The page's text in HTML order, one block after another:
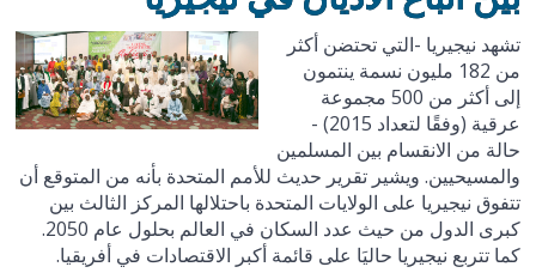
تشهد نيجيريا -التي تحتضن أكثر
من 182 مليون نسمة ينتمون
إلى أكثر من 500 مجموعة
عرقية (وفقًا لتعداد 2015) -
حالة من الانقسام بين المسلمين
والمسيحيين. ويشير تقرير حديث للأمم المتحدة بأنه من المتوقع أن
تتفوق نيجيريا على الولايات المتحدة باحتلالها المركز الثالث بين
كبرى الدول من حيث عدد السكان في العالم بحلول عام 2050.
كما تتربع نيجيريا حاليَا على قائمة أكبر الاقتصادات في أفريقيا.